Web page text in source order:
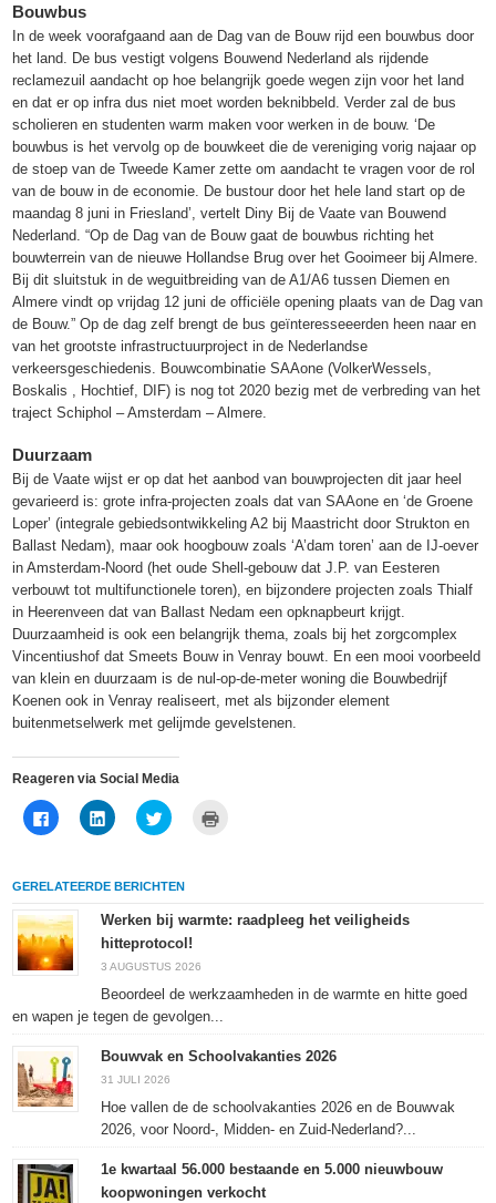
Bouwbus
In de week voorafgaand aan de Dag van de Bouw rijd een bouwbus door
het land. De bus vestigt volgens Bouwend Nederland als rijdende
reclamezuil aandacht op hoe belangrijk goede wegen zijn voor het land
en dat er op infra dus niet moet worden beknibbeld. Verder zal de bus
scholieren en studenten warm maken voor werken in de bouw. ‘De
bouwbus is het vervolg op de bouwkeet die de vereniging vorig najaar op
de stoep van de Tweede Kamer zette om aandacht te vragen voor de rol
van de bouw in de economie. De bustour door het hele land start op de
maandag 8 juni in Friesland’, vertelt Diny Bij de Vaate van Bouwend
Nederland. “Op de Dag van de Bouw gaat de bouwbus richting het
bouwterrein van de nieuwe Hollandse Brug over het Gooimeer bij Almere.
Bij dit sluitstuk in de weguitbreiding van de A1/A6 tussen Diemen en
Almere vindt op vrijdag 12 juni de officiële opening plaats van de Dag van
de Bouw.” Op de dag zelf brengt de bus geïnteresseeerden heen naar en
van het grootste infrastructuurproject in de Nederlandse
verkeersgeschiedenis. Bouwcombinatie SAAone (VolkerWessels,
Boskalis , Hochtief, DIF) is nog tot 2020 bezig met de verbreding van het
traject Schiphol – Amsterdam – Almere.
Duurzaam
Bij de Vaate wijst er op dat het aanbod van bouwprojecten dit jaar heel
gevarieerd is: grote infra-projecten zoals dat van SAAone en ‘de Groene
Loper’ (integrale gebiedsontwikkeling A2 bij Maastricht door Strukton en
Ballast Nedam), maar ook hoogbouw zoals ‘A’dam toren’ aan de IJ-oever
in Amsterdam-Noord (het oude Shell-gebouw dat J.P. van Eesteren
verbouwt tot multifunctionele toren), en bijzondere projecten zoals Thialf
in Heerenveen dat van Ballast Nedam een opknapbeurt krijgt.
Duurzaamheid is ook een belangrijk thema, zoals bij het zorgcomplex
Vincentiushof dat Smeets Bouw in Venray bouwt. En een mooi voorbeeld
van klein en duurzaam is de nul-op-de-meter woning die Bouwbedrijf
Koenen ook in Venray realiseert, met als bijzonder element
buitenmetselwerk met gelijmde gevelstenen.
Reageren via Social Media
Klik
om
Facebook
(Wordt
een
nieuw
venster
geopend)
Klik
om
delen
(Wordt
een
nieuw
venster
geopend)
Klik
om
Twitter
(Wordt
een
nieuw
venster
geopend)
nieuw
GERELATEERDE BERICHTEN
Werken bij warmte: raadpleeg het veiligheids
hitteprotocol!
3 AUGUSTUS 2026
Beoordeel de werkzaamheden in de warmte en hitte goed
en wapen je tegen de gevolgen...
Bouwvak en Schoolvakanties 2026
31 JULI 2026
Hoe vallen de de schoolvakanties 2026 en de Bouwvak
2026, voor Noord-, Midden- en Zuid-Nederland?...
1e kwartaal 56.000 bestaande en 5.000 nieuwbouw
koopwoningen verkocht